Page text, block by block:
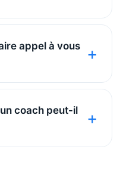
appel à vous
coach peut-il